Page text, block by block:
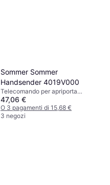
Sommer Sommer
Handsender 4019V000
Telecomando per apriporta
garage, x
47,06 €
O 3 pagamenti di 15,68 €
3 negozi